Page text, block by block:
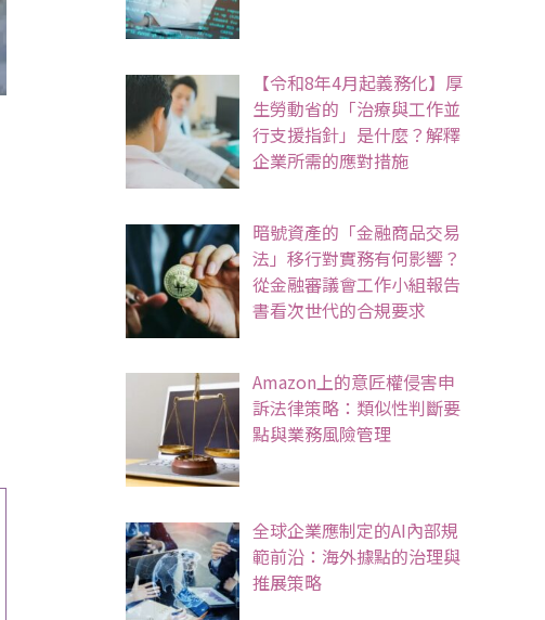
【令和8年4月起義務化】厚
生勞動省的「治療與工作並
行支援指針」是什麼？解釋
企業所需的應對措施
暗號資產的「金融商品交易
法」移行對實務有何影響？
從金融審議會工作小組報告
書看次世代的合規要求
Amazon上的意匠權侵害申
訴法律策略：類似性判斷要
點與業務風險管理
全球企業應制定的AI內部規
範前沿：海外據點的治理與
推展策略